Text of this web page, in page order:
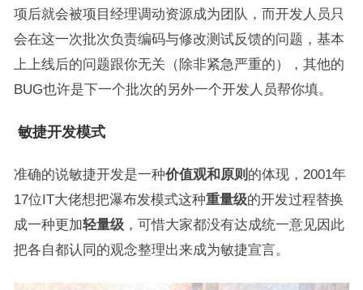
项后就会被项目经理调动资源成为团队，而开发人员只
会在这一次批次负责编码与修改测试反馈的问题，基本
上上线后的问题跟你无关（除非紧急严重的），其他的
BUG也许是下一个批次的另外一个开发人员帮你填。
敏捷开发模式
准确的说敏捷开发是一种价值观和原则 的体现，2001年
17位IT大佬想把瀑布发模式这种重量级的开发过程替换
成一种更加轻量级，可惜大家都没有达成统一意见因此
把各自都认同的观念整理出来成为敏捷宣言。